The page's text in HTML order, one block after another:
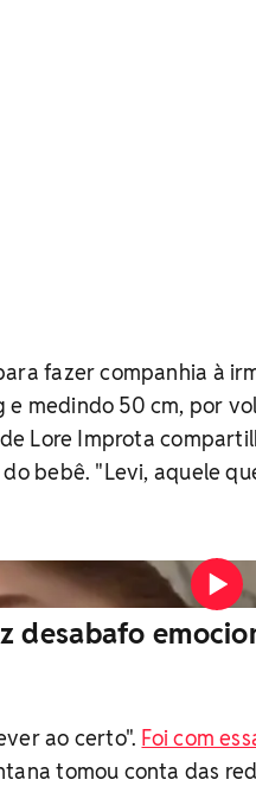
fazer companhia à
e medindo 50 cm, por
Lore Improta
bebê. "Levi, aquele
Vídeo:
desabafo
ao certo". Foi com
tomou conta das